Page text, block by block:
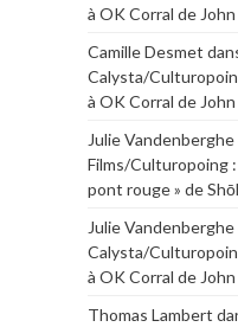
à OK Corral de
Camille Desmet
Calysta/
à OK Corral de
Julie Vandenberghe
Films/Culturopoing :
pont rouge » de
Julie Vandenberghe
Calysta/
à OK Corral de
Thomas Lambert